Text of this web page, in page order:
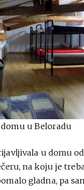
u Beloradu
u domu
na koju je
gladna, pa